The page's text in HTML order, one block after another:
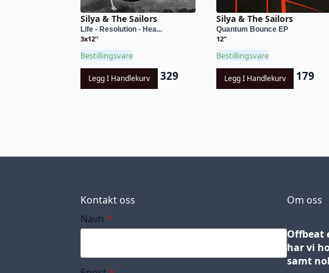
Silya & The Sailors
Life - Resolution - Hea...
3x12''
Bestillingsvare
Legg I Handlekurv 329
Silya & The Sailors
Quantum Bounce EP
12"
Bestillingsvare
Legg I Handlekurv 179
Kontakt oss
Navn *
Om oss
Offbeat
har vi
samt